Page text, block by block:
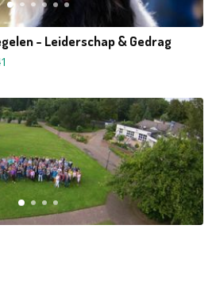
- Leiderschap & Gedrag